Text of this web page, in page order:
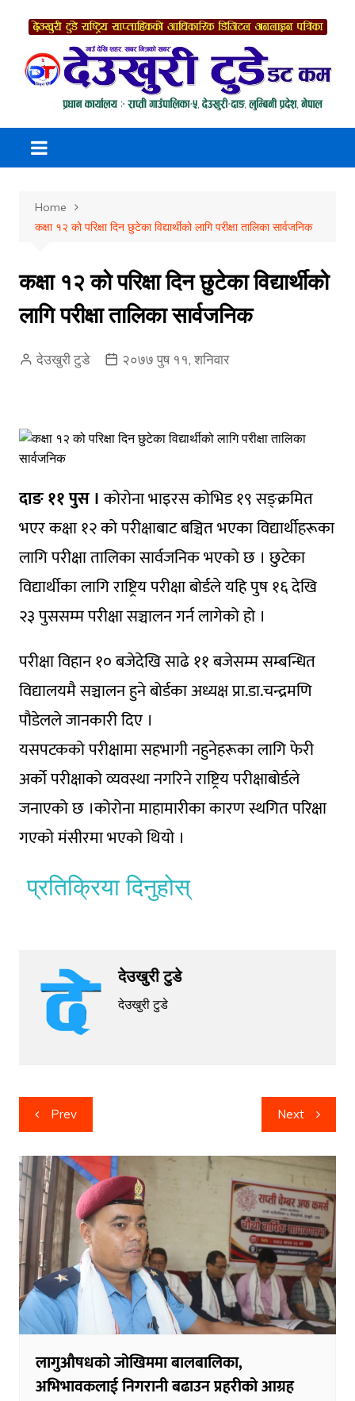
content
Home
कक्षा १२ को परिक्षा दिन छुटेका विद्यार्थीको लागि परीक्षा तालिका सार्वजनिक
कक्षा १२ को परिक्षा दिन छुटेका विद्यार्थीको
लागि परीक्षा तालिका सार्वजनिक
देउखुरी टुडे २०७७ पुष ११, शनिवार
दाङ ११ पुस ।कोरोना भाइरस कोभिड १९ सङ्क्रमित
भएर कक्षा १२ को परीक्षाबाट बञ्चित भएका विद्यार्थीहरूका
लागि परीक्षा तालिका सार्वजनिक भएको छ । छुटेका
विद्यार्थीका लागि राष्ट्रिय परीक्षा बोर्डले यहि पुष १६ देखि
२३ पुससम्म परीक्षा सञ्चालन गर्न लागेको हो ।
परीक्षा विहान १० बजेदेखि साढे ११ बजेसम्म सम्बन्धित
विद्यालयमै सञ्चालन हुने बोर्डका अध्यक्ष प्रा.डा.चन्द्रमणि
पौडेलले जानकारी दिए ।
यसपटकको परीक्षामा सहभागी नहुनेहरूका लागि फेरी
अर्को परीक्षाको व्यवस्था नगरिने राष्ट्रिय परीक्षाबोर्डले
जनाएको छ ।कोरोना माहामारीका कारण स्थगित परिक्षा
गएको मंसीरमा भएको थियो ।
प्रतिक्रिया दिनुहोस्
देउखुरी टुडे
देउखुरी टुडे
Post
navigation
Prev Next
लागुऔषधको जोखिममा बालबालिका,
अभिभावकलाई निगरानी बढाउन प्रहरीको आग्रह